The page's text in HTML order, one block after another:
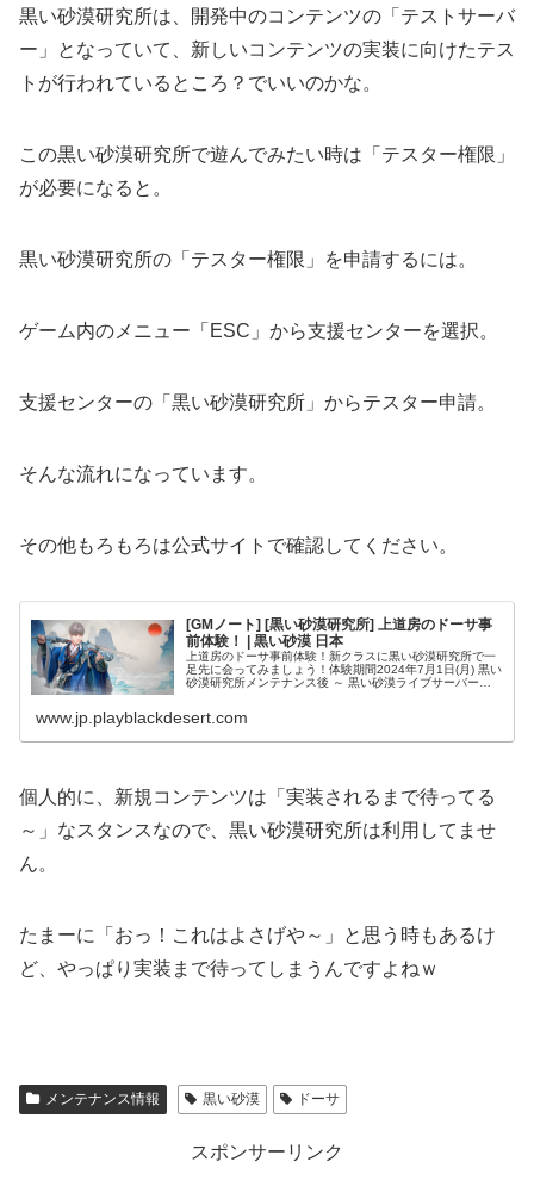
黒い砂漠研究所は、開発中のコンテンツの「テストサーバ
ー」となっていて、新しいコンテンツの実装に向けたテス
トが行われているところ？でいいのかな。
この黒い砂漠研究所で遊んでみたい時は「テスター権限」
が必要になると。
黒い砂漠研究所の「テスター権限」を申請するには。
ゲーム内のメニュー「ESC」から支援センターを選択。
支援センターの「黒い砂漠研究所」からテスター申請。
そんな流れになっています。
その他もろもろは公式サイトで確認してください。
[GMノート] [黒い砂漠研究所] 上道房のドーサ事
前体験！ | 黒い砂漠 日本
上道房のドーサ事前体験！新クラスに黒い砂漠研究所で一
足先に会ってみましょう！体験期間2024年7月1日(月) 黒い
砂漠研究所メンテナンス後 ～ 黒い砂漠ライブサーバーの
www.jp.playblackdesert.com
個人的に、新規コンテンツは「実装されるまで待ってる
～」なスタンスなので、黒い砂漠研究所は利用してませ
ん。
たまーに「おっ！これはよさげや～」と思う時もあるけ
ど、やっぱり実装まで待ってしまうんですよねｗ
メンテナンス情報 黒い砂漠 ドーサ
スポンサーリンク